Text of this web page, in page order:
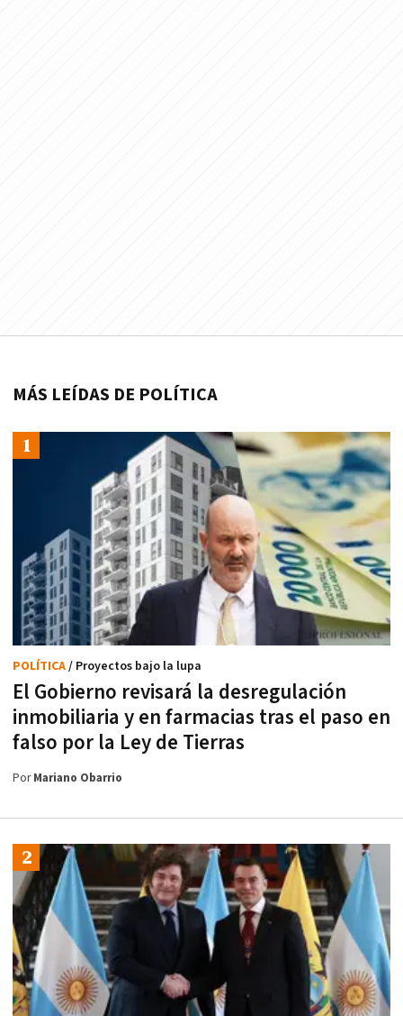
MÁS LEÍDAS DE POLÍTICA
El Gobierno revisará la desregulación
inmobiliaria y en farmacias tras el paso en
falso por la Ley de Tierras
POLÍTICA/ Proyectos bajo la lupa
PorMariano Obarrio